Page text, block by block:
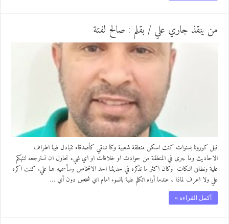
من ينقذ جاري علي / بقلم : صالح لفتة
قبل كورونا بسنوات كنت اسكن منطقة شعبية وكنا نلتقي كأصدقاء نتبادل فيها اطراف
الاحاديث وما جرى في المنطقة من حوادث او خلافات او اي شيء نحاول ان نسترجعه لنتهكم
علية ونطلق النكات وكان اكثر ما نذكره في حديثنا احد الاشخاص وسأسميه هنا علي. كنت اكره
علي ولا اعرف لماذا ، عندما أراه اتكلم علية بالسوء امام اي شخص دون أي …
أكمل القراءة »